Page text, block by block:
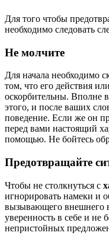
Для того чтобы
необходимо следовать
Не молчите
Для начала необходимо
том, что его действия
оскорбительны. Вполне
этого, и после ваших
поведение. Если же он
перед вами настоящий
помощью. Не бойтесь
Предотвращайте
Чтобы не столкнуться с
игнорировать намеки и
вызывающего внешнего
уверенность в себе и не
непристойных